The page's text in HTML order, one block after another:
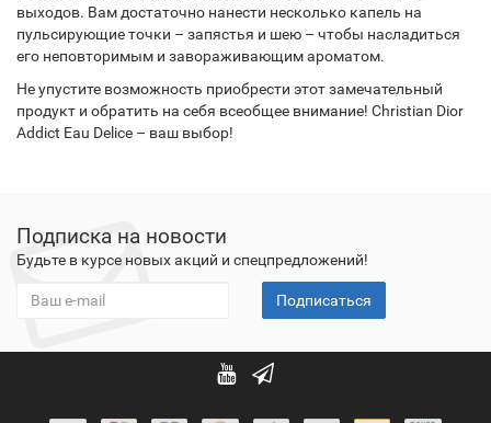
выходов. Вам достаточно нанести несколько капель на
пульсирующие точки – запястья и шею – чтобы насладиться
его неповторимым и завораживающим ароматом.
Не упустите возможность приобрести этот замечательный
продукт и обратить на себя всеобщее внимание! Christian Dior
Addict Eau Delice – ваш выбор!
Подписка на новости
Будьте в курсе новых акций и спецпредложений!
Подписаться